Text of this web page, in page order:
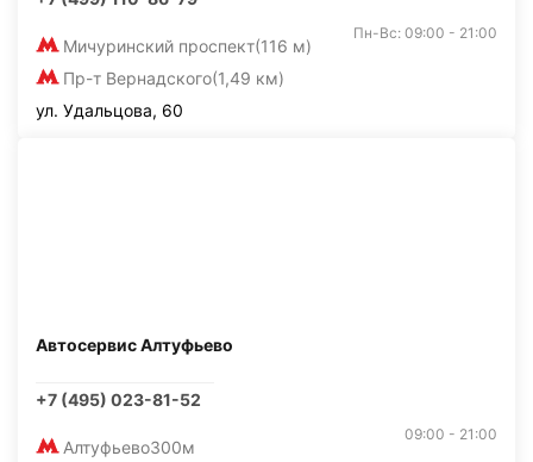
Мичуринский проспект(116 м)
Пр-т Вернадского(1,49 км)
Пн-Вс: 09:00 - 21:00
ул. Удальцова, 60
Автосервис Алтуфьево
+7 (495) 023-81-52
Алтуфьево300м
09:00 - 21:00